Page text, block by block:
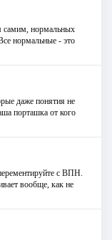
нормальных
нормальные - это
даже понятия не
порташка от кого
с ВПН.
вообще, как не